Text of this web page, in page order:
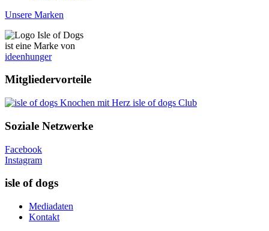
Unsere Marken
ist eine Marke von
ideenhunger
Mitgliedervorteile
isle of dogs Club
Soziale Netzwerke
Facebook
Instagram
isle of dogs
Mediadaten
Kontakt